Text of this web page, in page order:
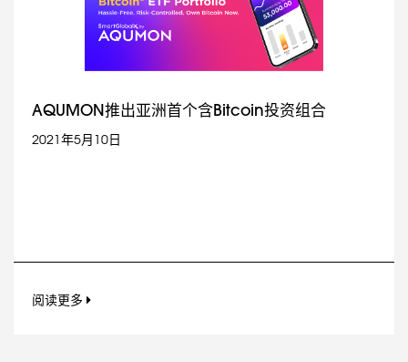
AQUMON推出亚洲首个含Bitcoin投资组合
2021年5月10日
阅读更多